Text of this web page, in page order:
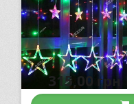
315,00 грн